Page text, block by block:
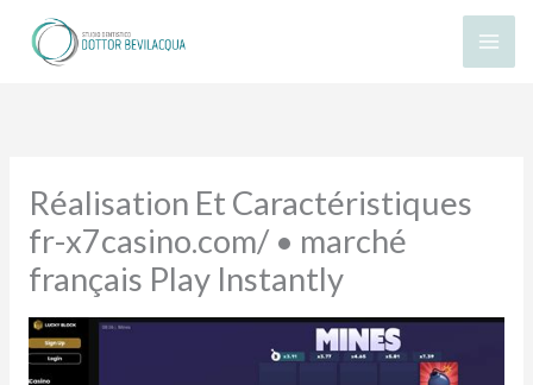
Réalisation Et Caractéristiques
fr-x7casino.com/ • marché
français Play Instantly